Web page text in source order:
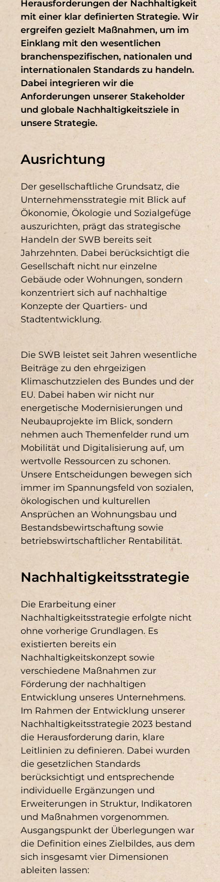
Erstellung unserer
Unternehmensstrategie SWB.2030
Erstellung unsere
Nachhaltigkeitsstrategie
Bestandsanalyse
Durchführung einer einfachen
Wesentlichkeitsanalyse
Definition eines Zielbildes
Gezielte Nutzung und Ausschöpfen
Planung und Umsetzung der
Digital Roadmap
Herausforderungen der Nachhaltigkeit
mit einer klar definierten Strategie. Wir
ergreifen gezielt Maßnahmen, um im
Einklang mit den wesentlichen
branchenspezifischen, nationalen und
internationalen Standards zu handeln.
Dabei integrieren wir die
Anforderungen unserer Stakeholder
und globale Nachhaltigkeitsziele in
unsere Strategie.
Ausrichtung
Der gesellschaftliche Grundsatz, die
Unternehmensstrategie mit Blick auf
Ökonomie, Ökologie und Sozialgefüge
auszurichten, prägt das strategische
Handeln der SWB bereits seit
Jahrzehnten. Dabei berücksichtigt die
Gesellschaft nicht nur einzelne
Gebäude oder Wohnungen, sondern
konzentriert sich auf nachhaltige
Konzepte der Quartiers- und
Stadtentwicklung.
Die SWB leistet seit Jahren wesentliche
Beiträge zu den ehrgeizigen
Klimaschutzzielen des Bundes und der
EU. Dabei haben wir nicht nur
energetische Modernisierungen und
Neubauprojekte im Blick, sondern
nehmen auch Themenfelder rund um
Mobilität und Digitalisierung auf, um
wertvolle Ressourcen zu schonen.
Unsere Entscheidungen bewegen sich
immer im Spannungsfeld von sozialen,
ökologischen und kulturellen
Ansprüchen an Wohnungsbau und
Bestandsbewirtschaftung sowie
betriebswirtschaftlicher Rentabilität.
Nachhaltigkeitsstrategie
Die Erarbeitung einer
Nachhaltigkeitsstrategie erfolgte nicht
ohne vorherige Grundlagen. Es
existierten bereits ein
Nachhaltigkeitskonzept sowie
verschiedene Maßnahmen zur
Förderung der nachhaltigen
Entwicklung unseres Unternehmens.
Im Rahmen der Entwicklung unserer
Nachhaltigkeitsstrategie 2023 bestand
die Herausforderung darin, klare
Leitlinien zu definieren. Dabei wurden
die gesetzlichen Standards
berücksichtigt und entsprechende
individuelle Ergänzungen und
Erweiterungen in Struktur, Indikatoren
und Maßnahmen vorgenommen.
Ausgangspunkt der Überlegungen war
die Definition eines Zielbildes, aus dem
sich insgesamt vier Dimensionen
ableiten lassen:
Schnelleinstieg
DNK 1 (4) DNK 10 (4)
DNK 12 (3) DNK 16 (3)
DNK 18 (3) DNK 20 (3)
DNK 7 (3) DNK 13 (2)
DNK 3 (2) DNK 6 (2)
DNK 9 (2) DNK 11 (1)
DNK 14 (1) DNK 17 (1)
DNK 19 (1) DNK 4 (1)
GRI SRS 419-1 (1)
GRI SRS-102-14 (1)
GRI SRS-205-3 (1)
Ergebnisse